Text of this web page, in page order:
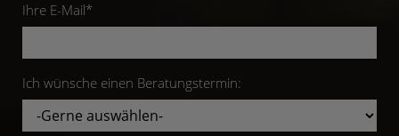
Ihre E-Mail*
Ich wünsche einen Beratungstermin: